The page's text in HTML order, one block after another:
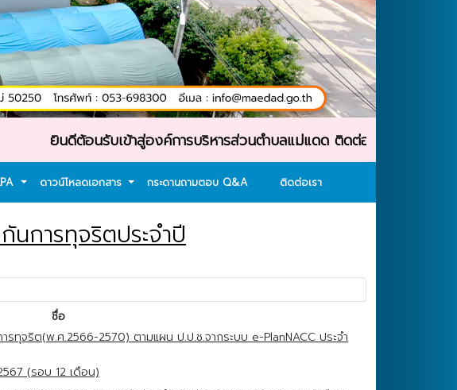
ยินดีต้อนรับเข้าสู่องค์การบริหารส่วนตำบลแม่แดด ติดต่อสอบถาม : โทรศัพท์
ดาวน์โหลดเอกสาร กระดานถามตอบ Q&A ติดต่อเรา
นการทุจริตประจำปี
ชื่อ
ทุจริต(พ.ศ.2566-2570) ตามแผน ป.ป.ช.จากระบบ e-PlanNACC ประจำ
(รอบ 12 เดือน)